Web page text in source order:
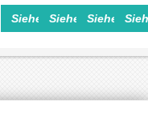
x
16,5
mm
A
Leitung
0,5
Länge
Siehe Einzelheiten>
0,23
A
Leitung
mm/0,039"
Siehe
2
Phasen
0,5
Leitung
13,5
Siehe
0,167
A
mm/